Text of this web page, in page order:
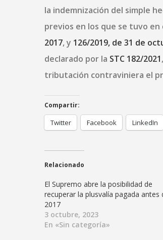
la indemnización del simple
previos en los que se tuvo
2017, y 126/2019, de 31 de
declarado por la STC 182/2021
tributación contraviniera el
Compartir:
Twitter Facebook LinkedIn
Relacionado
El Supremo abre la posibilidad de
recuperar la plusvalía pagada antes
2017
3 octubre, 2023
En «Sin categoría»